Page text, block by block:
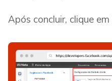
Após concluir, clique em